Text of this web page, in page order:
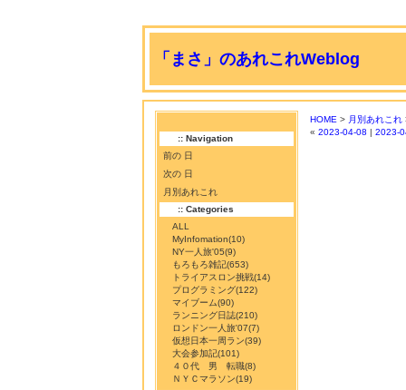
「まさ」のあれこれWeblog
:: Navigation
前の 日
次の 日
月別あれこれ
:: Categories
ALL
MyInfomation(10)
NY一人旅'05(9)
もろもろ雑記(653)
トライアスロン挑戦(14)
プログラミング(122)
マイブーム(90)
ランニング日誌(210)
ロンドン一人旅'07(7)
仮想日本一周ラン(39)
大会参加記(101)
４０代 男 転職(8)
ＮＹＣマラソン(19)
HOME > 月別あれこれ
« 2023-04-08 | 2023-